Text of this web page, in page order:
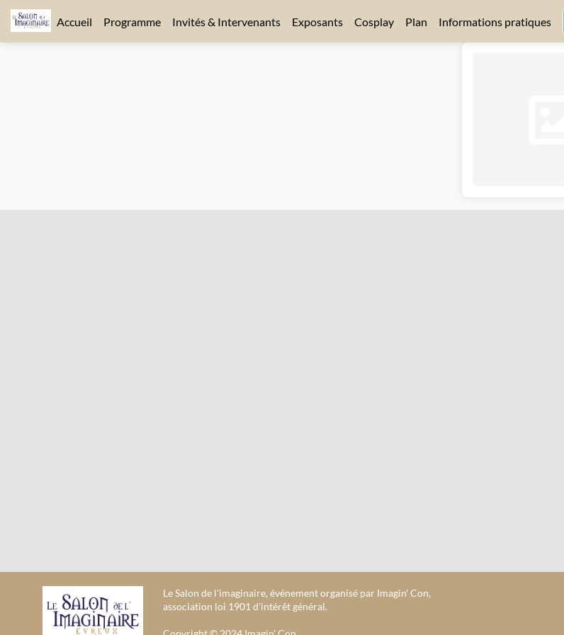
Accueil Programme Invités & Intervenants Exposants Cosplay Plan Informations pratiques
Le Salon de l'imaginaire, événement organisé par Imagin' Con,
association loi 1901 d'intérêt général.